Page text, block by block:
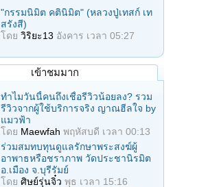
"กรรมนิมิต คตินิมิต" (หลวงปู่เทสก์ เท
สรังสี)
โดย วิริยะ13 อังคาร เวลา 05:27
เข้าชมมาก
ทำไมวันนี้คนถึงเชื่อรีวิวน้อยลง? รวม
รีวิวจากผู้ใช้บริการจริง ญาณฮีลใจ by
แมวฟ้า
โดย Maewfah พฤหัสบดี เวลา 00:13
ร่วมสมทบทุนดูแลรักษาพระสงฆ์ผู้
อาพาธหรือชราภาพ วัดประชานิรมิต
อ.เมือง จ.บุรีรัมย์
โดย ศิษย์รุ่นจิ๋ว พุธ เวลา 15:16